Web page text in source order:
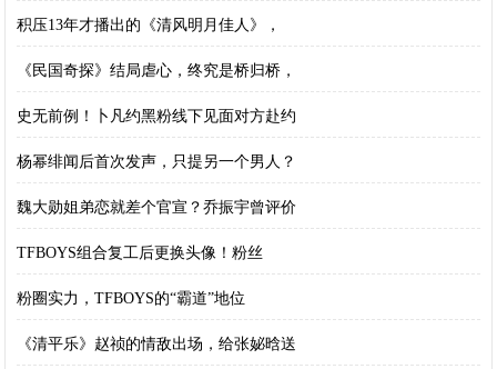
积压13年才播出的《清风明月佳人》，
《民国奇探》结局虐心，终究是桥归桥，
史无前例！卜凡约黑粉线下见面对方赴约
杨幂绯闻后首次发声，只提另一个男人？
魏大勋姐弟恋就差个官宣？乔振宇曾评价
TFBOYS组合复工后更换头像！粉丝
粉圈实力，TFBOYS的“霸道”地位
《清平乐》赵祯的情敌出场，给张妼晗送